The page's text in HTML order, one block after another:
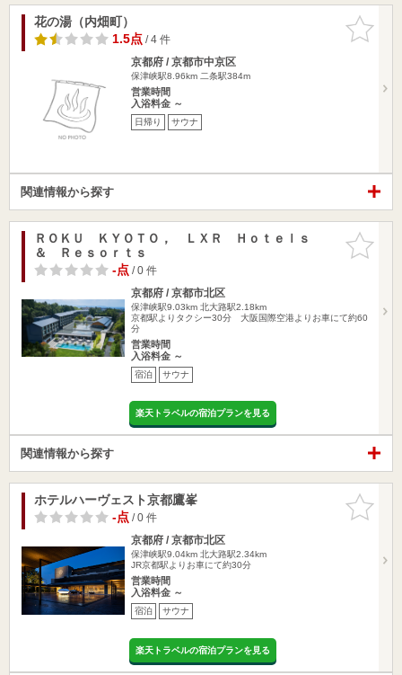
お気に入
りに追加
花の湯（内畑町）
1.5点/ 4 件
京都府 / 京都市中京区
保津峡駅8.96km 二条駅384m
営業時間
入浴料金 ～
日帰り サウナ
関連情報から探す
お気に入
りに追加
ＲＯＫＵ ＫＹＯＴＯ， ＬＸＲ Ｈｏｔｅｌｓ
＆ Ｒｅｓｏｒｔｓ
-点/ 0 件
京都府 / 京都市北区
保津峡駅9.03km 北大路駅2.18km
京都駅よりタクシー30分 大阪国際空港よりお車にて約60
分
営業時間
入浴料金 ～
宿泊 サウナ
楽天トラベルの宿泊プランを見る
関連情報から探す
お気に入
りに追加
ホテルハーヴェスト京都鷹峯
-点/ 0 件
京都府 / 京都市北区
保津峡駅9.04km 北大路駅2.34km
JR京都駅よりお車にて約30分
営業時間
入浴料金 ～
宿泊 サウナ
楽天トラベルの宿泊プランを見る